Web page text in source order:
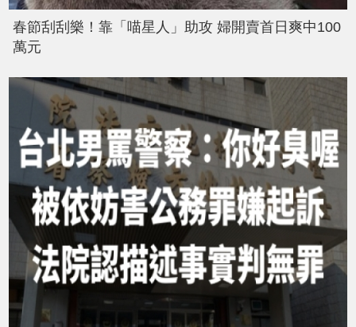
春節刮刮樂！靠「喵星人」助攻 婦開賣首日爽中100
萬元